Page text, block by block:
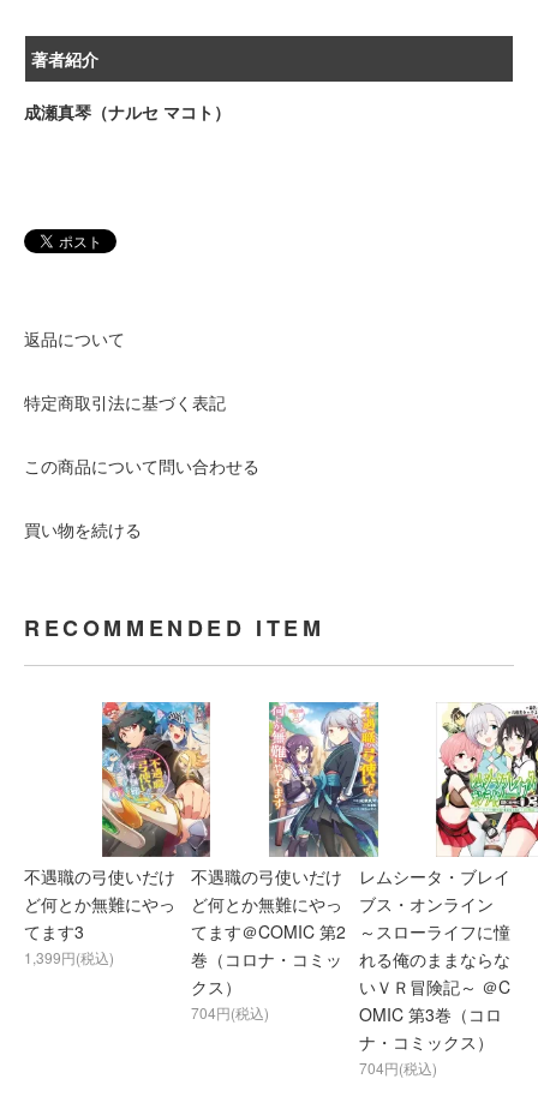
著者紹介
成瀬真琴（ナルセ マコト）
返品について
特定商取引法に基づく表記
この商品について問い合わせる
買い物を続ける
RECOMMENDED ITEM
不遇職の弓使いだけ
ど何とか無難にやっ
てます3
1,399円(税込)
不遇職の弓使いだけ
ど何とか無難にやっ
てます＠COMIC 第2
巻（コロナ・コミッ
クス）
704円(税込)
レムシータ・ブレイ
ブス・オンライン
～スローライフに憧
れる俺のままならな
いＶＲ冒険記～ ＠C
OMIC 第3巻（コロ
ナ・コミックス）
704円(税込)